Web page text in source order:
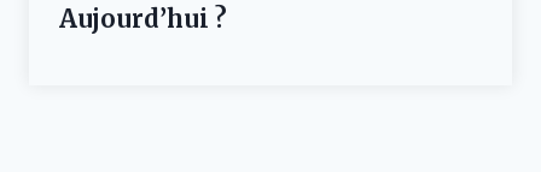
Aujourd’hui ?